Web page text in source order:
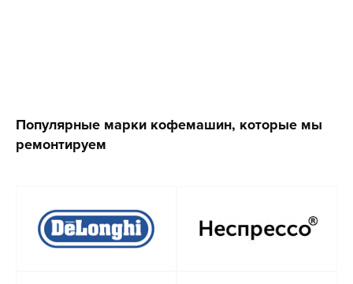
Популярные марки кофемашин, которые мы
ремонтируем